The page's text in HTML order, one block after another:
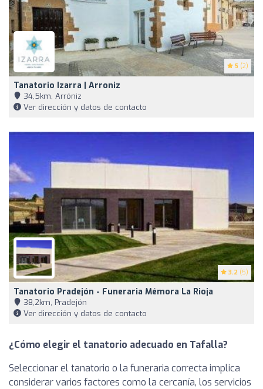
5 (2)
Tanatorio Izarra | Arroniz
34,5km, Arróniz
Ver dirección y datos de contacto
3.2 (5)
Tanatorio Pradejón - Funeraria Mémora La Rioja
38,2km, Pradejón
Ver dirección y datos de contacto
¿Cómo elegir el tanatorio adecuado en Tafalla?
Seleccionar el tanatorio o la funeraria correcta implica
considerar varios factores como la cercanía, los servicios